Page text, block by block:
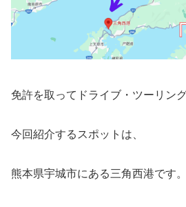
免許を取ってドライブ・ツーリン
今回紹介するスポットは、
熊本県宇城市にある三角西港です。